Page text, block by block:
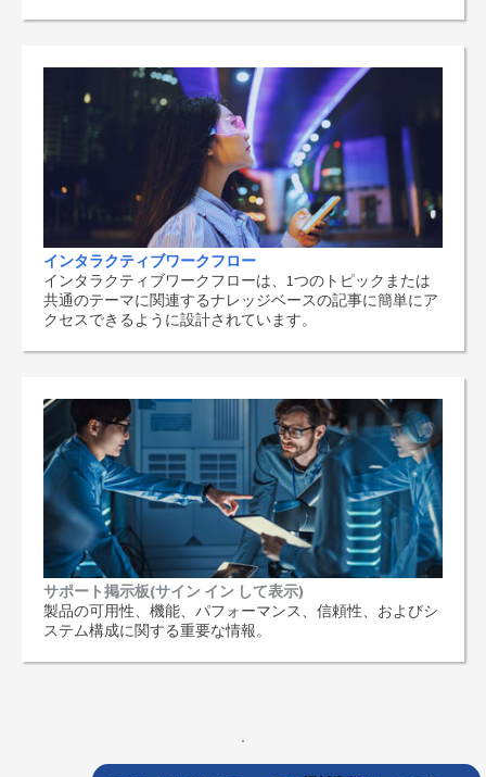
インタラクティブワークフロー
インタラクティブワークフローは、1つのトピックまたは
共通のテーマに関連するナレッジベースの記事に簡単にア
クセスできるように設計されています。
サポート掲示板(サイン イン して表示)
製品の可用性、機能、パフォーマンス、信頼性、およびシ
ステム構成に関する重要な情報。